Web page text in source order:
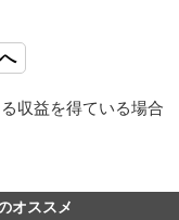
収益を得ている場合
オススメ